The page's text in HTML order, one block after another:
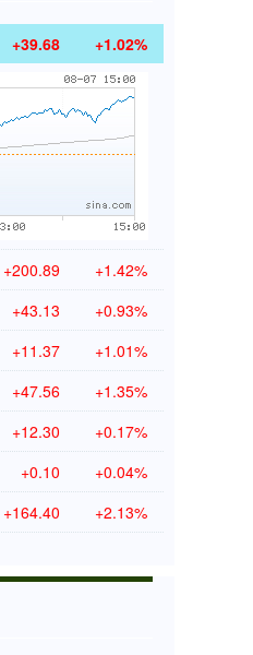
+39.68 +1.02%
+200.89 +1.42%
+43.13 +0.93%
+11.37 +1.01%
+47.56 +1.35%
+12.30 +0.17%
+0.10 +0.04%
+164.40 +2.13%